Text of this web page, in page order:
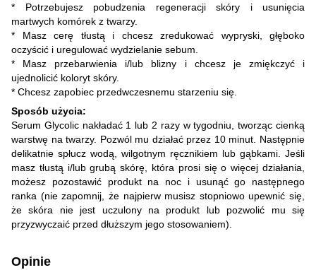
* Potrzebujesz pobudzenia regeneracji skóry i usunięcia
martwych komórek z twarzy.
* Masz cerę tłustą i chcesz zredukować wypryski, głęboko
oczyścić i uregulować wydzielanie sebum.
* Masz przebarwienia i/lub blizny i chcesz je zmiękczyć i
ujednolicić koloryt skóry.
* Chcesz zapobiec przedwczesnemu starzeniu się.
Sposób użycia:
Serum Glycolic nakładać 1 lub 2 razy w tygodniu, tworząc cienką
warstwę na twarzy. Pozwól mu działać przez 10 minut. Następnie
delikatnie spłucz wodą, wilgotnym ręcznikiem lub gąbkami. Jeśli
masz tłustą i/lub grubą skórę, która prosi się o więcej działania,
możesz pozostawić produkt na noc i usunąć go następnego
ranka (nie zapomnij, że najpierw musisz stopniowo upewnić się,
że skóra nie jest uczulony na produkt lub pozwolić mu się
przyzwyczaić przed dłuższym jego stosowaniem).
Opinie